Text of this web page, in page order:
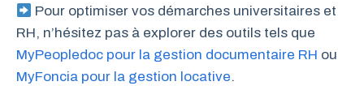
Pour optimiser vos démarches universitaires et
RH, n’hésitez pas à explorer des outils tels que
MyPeopledoc pour la gestion documentaire RH ou
MyFoncia pour la gestion locative.